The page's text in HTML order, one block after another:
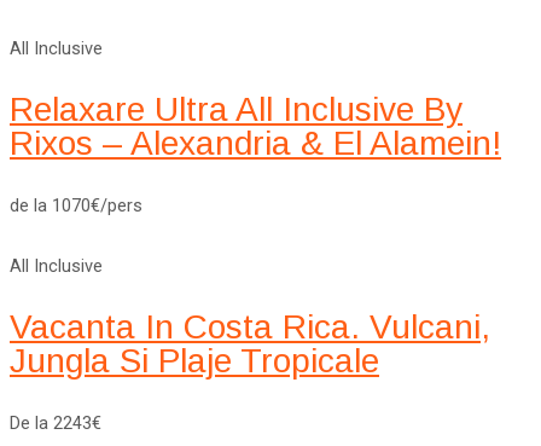
All Inclusive
Relaxare Ultra All Inclusive By
Rixos – Alexandria & El Alamein!
de la 1070€/pers
All Inclusive
Vacanta In Costa Rica. Vulcani,
Jungla Si Plaje Tropicale
De la 2243€